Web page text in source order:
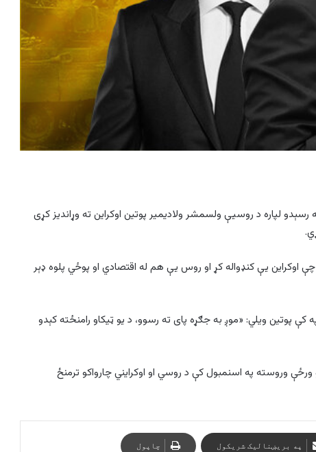
لپاره د روسیې ولسمشر ولادیمير پوتین اوکراین ته وړاندیز کړی
اوکراین يې کنډواله کړ او روس یې هم له اقتصادي او پوځي پلوه ډېر
پوتین ويلي: «موږ به جګړه پای ته رسوو، د يو ټيکاو رامنځته کېدو
وروسته په اسنمبول کې د روسي او اوکرایني چارواکو ترمنځ
په بریښنالیک شریکول چاپول